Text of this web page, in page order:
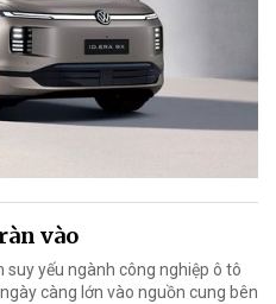
vào
yếu ngành công nghiệp ô tô
càng lớn vào nguồn cung bên